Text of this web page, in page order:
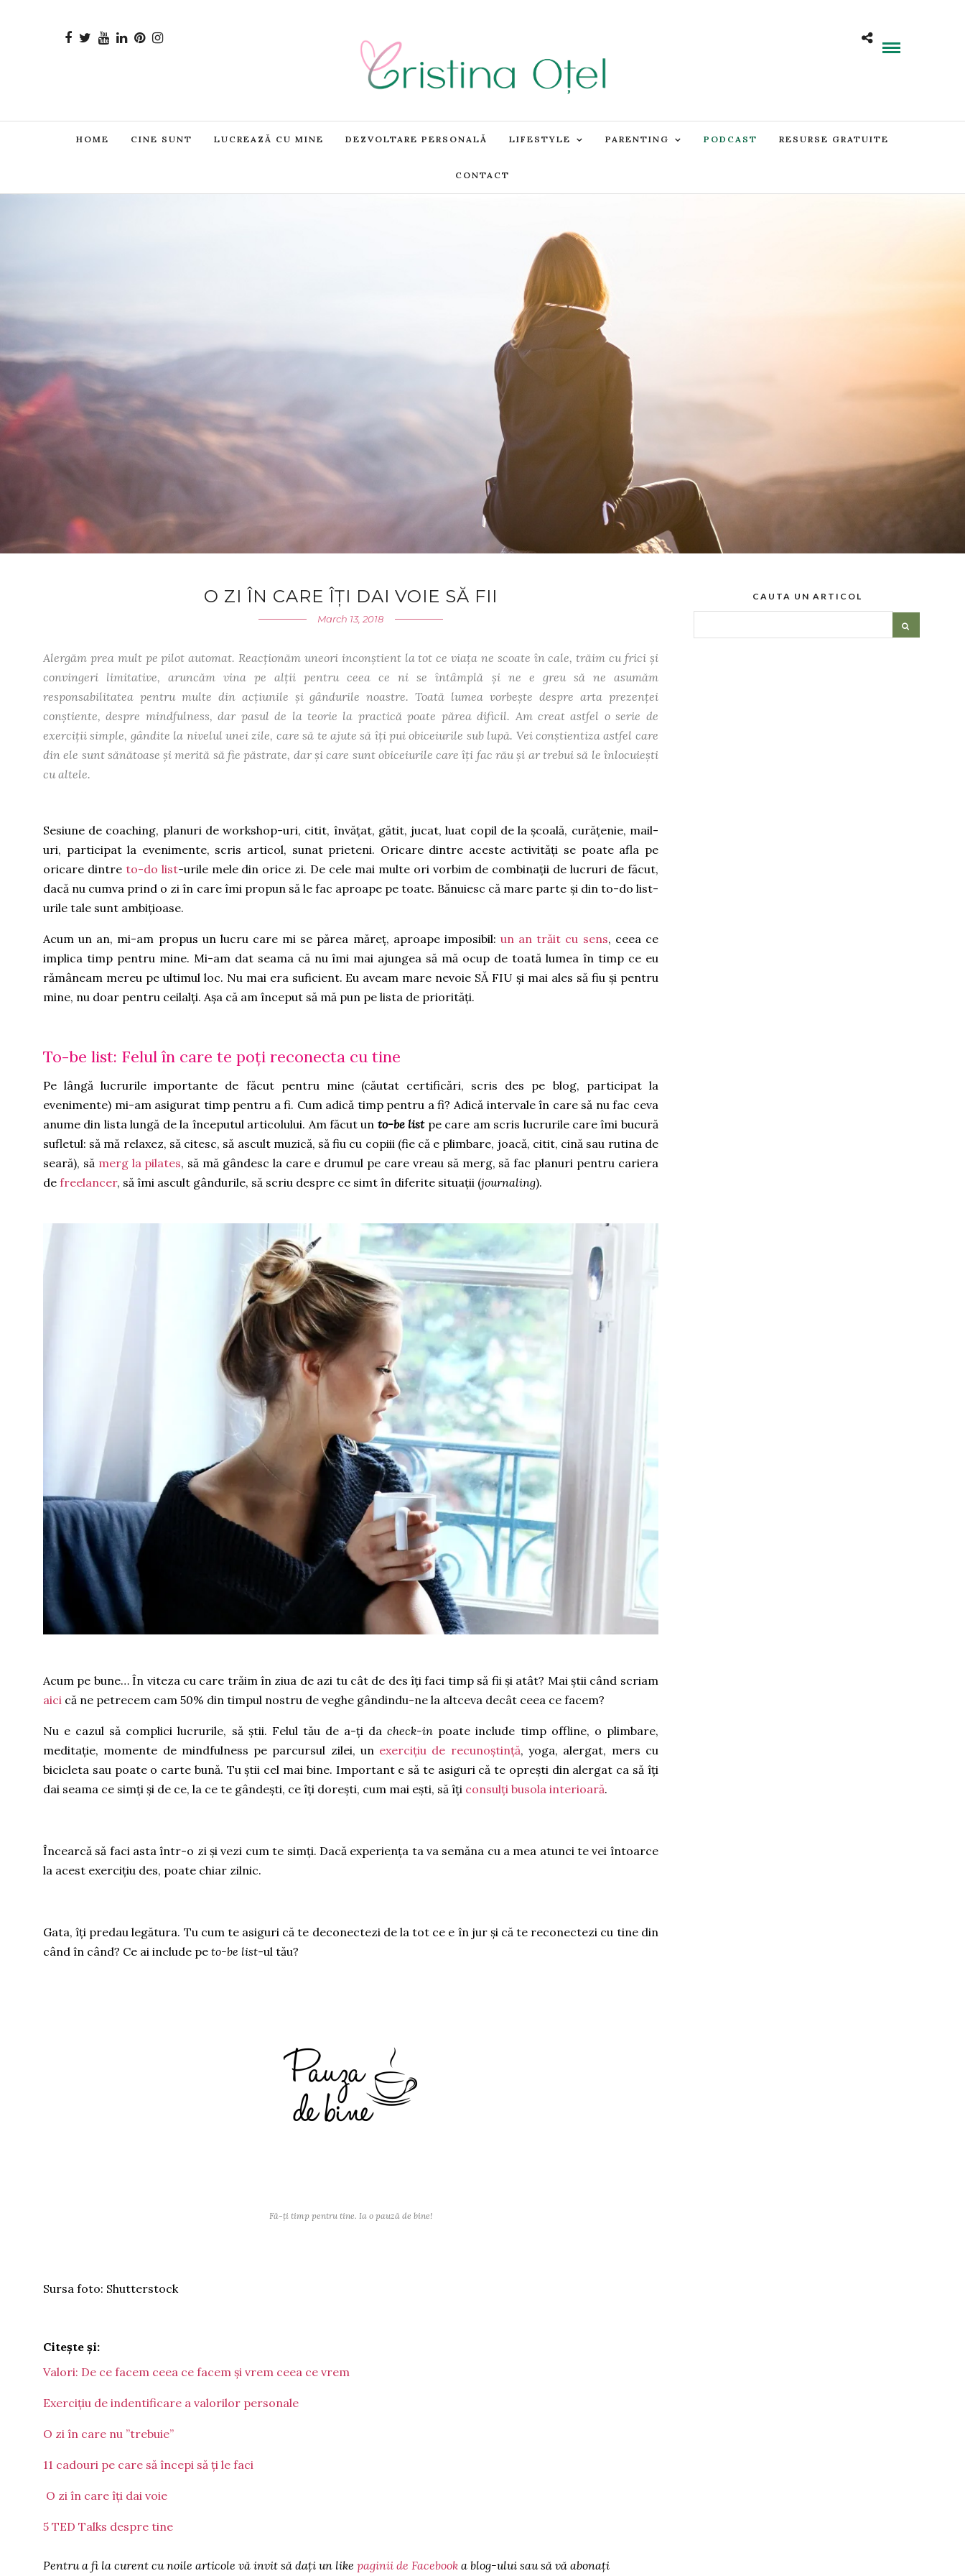
HOME CINE SUNT LUCREAZĂ CU MINE DEZVOLTARE PERSONALĂ LIFESTYLE PARENTING PODCAST RESURSE GRATUITE
CONTACT
O ZI ÎN CARE ÎȚI DAI VOIE SĂ FII
March 13, 2018
Alergăm prea mult pe pilot automat. Reacționăm uneori inconștient la tot ce viața ne scoate în cale, trăim cu frici și
convingeri limitative, aruncăm vina pe alții pentru ceea ce ni se întâmplă și ne e greu să ne asumăm
responsabilitatea pentru multe din acțiunile și gândurile noastre. Toată lumea vorbește despre arta prezenței
conștiente, despre mindfulness, dar pasul de la teorie la practică poate părea dificil. Am creat astfel o serie de
exerciții simple, gândite la nivelul unei zile, care să te ajute să îți pui obiceiurile sub lupă. Vei conștientiza astfel care
din ele sunt sănătoase și merită să fie păstrate, dar și care sunt obiceiurile care îți fac rău și ar trebui să le înlocuiești
cu altele.
Sesiune de coaching, planuri de workshop-uri, citit, învățat, gătit, jucat, luat copil de la școală, curățenie, mail-
uri, participat la evenimente, scris articol, sunat prieteni. Oricare dintre aceste activități se poate afla pe
oricare dintre to-do list-urile mele din orice zi. De cele mai multe ori vorbim de combinații de lucruri de făcut,
dacă nu cumva prind o zi în care îmi propun să le fac aproape pe toate. Bănuiesc că mare parte și din to-do list-
urile tale sunt ambițioase.
Acum un an, mi-am propus un lucru care mi se părea măreț, aproape imposibil: un an trăit cu sens, ceea ce
implica timp pentru mine. Mi-am dat seama că nu îmi mai ajungea să mă ocup de toată lumea în timp ce eu
rămâneam mereu pe ultimul loc. Nu mai era suficient. Eu aveam mare nevoie SĂ FIU și mai ales să fiu și pentru
mine, nu doar pentru ceilalți. Așa că am început să mă pun pe lista de priorități.
To-be list: Felul în care te poți reconecta cu tine
Pe lângă lucrurile importante de făcut pentru mine (căutat certificări, scris des pe blog, participat la
evenimente) mi-am asigurat timp pentru a fi. Cum adică timp pentru a fi? Adică intervale în care să nu fac ceva
anume din lista lungă de la începutul articolului. Am făcut un to-be list pe care am scris lucrurile care îmi bucură
sufletul: să mă relaxez, să citesc, să ascult muzică, să fiu cu copiii (fie că e plimbare, joacă, citit, cină sau rutina de
seară), să merg la pilates, să mă gândesc la care e drumul pe care vreau să merg, să fac planuri pentru cariera
de freelancer, să îmi ascult gândurile, să scriu despre ce simt în diferite situații (journaling).
Acum pe bune… În viteza cu care trăim în ziua de azi tu cât de des îți faci timp să fii și atât? Mai știi când scriam
aici că ne petrecem cam 50% din timpul nostru de veghe gândindu-ne la altceva decât ceea ce facem?
Nu e cazul să complici lucrurile, să știi. Felul tău de a-ți dacheck-in poate include timp offline, o plimbare,
meditație, momente de mindfulness pe parcursul zilei, un exercițiu de recunoștință, yoga, alergat, mers cu
bicicleta sau poate o carte bună. Tu știi cel mai bine. Important e să te asiguri că te oprești din alergat ca să îți
dai seama ce simți și de ce, la ce te gândești, ce îți dorești, cum mai ești, să îți consulți busola interioară.
Încearcă să faci asta într-o zi și vezi cum te simți. Dacă experiența ta va semăna cu a mea atunci te vei întoarce
la acest exercițiu des, poate chiar zilnic.
Gata, îți predau legătura. Tu cum te asiguri că te deconectezi de la tot ce e în jur și că te reconectezi cu tine din
când în când? Ce ai include pe to-be list-ul tău?
Fă-ți timp pentru tine. Ia o pauză de bine!
Sursa foto: Shutterstock
Citește și:
Valori: De ce facem ceea ce facem și vrem ceea ce vrem
Exercițiu de indentificare a valorilor personale
O zi în care nu ”trebuie”
11 cadouri pe care să începi să ți le faci
O zi în care îți dai voie
5 TED Talks despre tine
Pentru a fi la curent cu noile articole vă invit să dați un like paginii de Facebook a blog-ului sau să vă abonați
CAUTA UN ARTICOL